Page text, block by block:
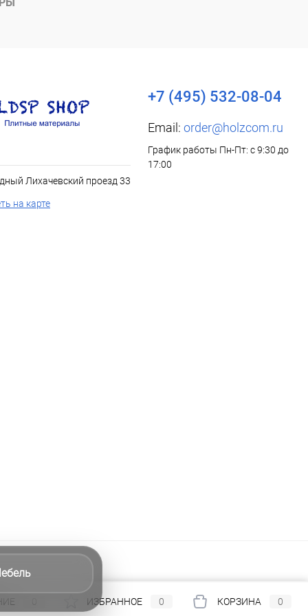
Лихачевский проезд 33
на карте
+7 (495) 532-08-04
Email: order@holzcom.ru
График работы Пн-Пт: с 9:30 до
17:00
ИЗБРАННОЕ 0 КОРЗИНА 0